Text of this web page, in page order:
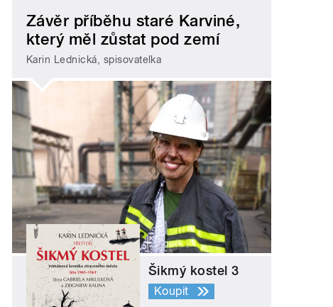
Závěr příběhu staré Karviné,
který měl zůstat pod zemí
Karin Lednická, spisovatelka
Šikmý kostel 3
Koupit